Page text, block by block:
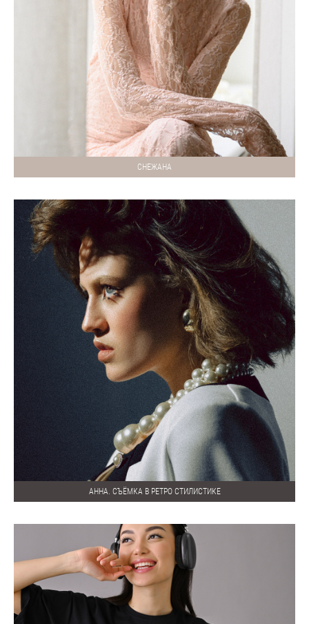
СНЕЖАНА
АННА. СЪЁМКА В РЕТРО СТИЛИСТИКЕ